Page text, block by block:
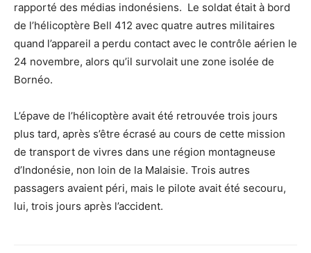
rapporté des médias indonésiens. Le soldat était à bord
de l’hélicoptère Bell 412 avec quatre autres militaires
quand l’appareil a perdu contact avec le contrôle aérien le
24 novembre, alors qu’il survolait une zone isolée de
Bornéo.
L’épave de l’hélicoptère avait été retrouvée trois jours
plus tard, après s’être écrasé au cours de cette mission
de transport de vivres dans une région montagneuse
d’Indonésie, non loin de la Malaisie. Trois autres
passagers avaient péri, mais le pilote avait été secouru,
lui, trois jours après l’accident.